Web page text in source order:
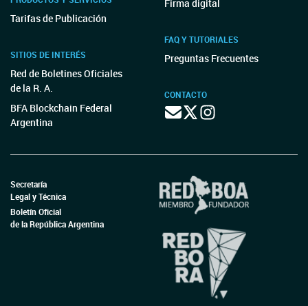
Tarifas de Publicación
SITIOS DE INTERÉS
Red de Boletines Oficiales
de la R. A.
BFA Blockchain Federal
Argentina
Firma digital
FAQ Y TUTORIALES
Preguntas Frecuentes
CONTACTO
Secretaría
Legal y Técnica
Boletín Oficial
de la República Argentina